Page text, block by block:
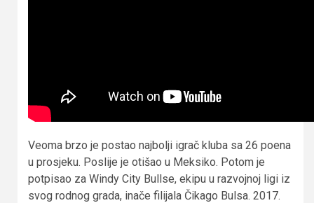
Veoma brzo je postao najbolji igrač kluba sa 26 poena
u prosjeku. Poslije je otišao u Meksiko. Potom je
potpisao za Windy City Bullse, ekipu u razvojnoj ligi iz
svog rodnog grada, inače filijala Čikago Bulsa. 2017.